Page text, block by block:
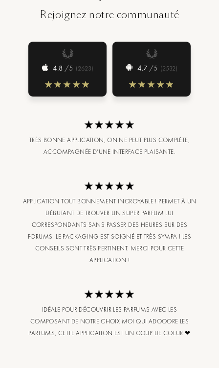
Rejoignez notre communauté
4.8 /5 (2623) 4.7 /5 (2532)
TRÈS BONNE APPLICATION, ON NE PEUT PLUS COMPLÈTE,
ACCOMPAGNÉE D’UNE INTERFACE PLAISANTE.
APPLICATION TOUT BONNEMENT INCROYABLE ! PERMET À UN
DÉBUTANT DE TROUVER UN SUPER PARFUM LUI
CORRESPONDANTS SANS PASSER DES HEURES SUR DES
FORUMS. LE PACKAGING EST SOIGNÉ ET TRÈS SYMPA ! LES
CONSEILS SONT TRÈS PERTINENT. MERCI POUR CETTE
APPLICATION !
IDÉALE POUR DÉCOUVRIR LES PARFUMS AVEC LES
COMPOSANT DE NOTRE CHOIX MOI QUI ADOOORE LES
PARFUMS, CETTE APPLICATION EST UN COUP DE COEUR ❤